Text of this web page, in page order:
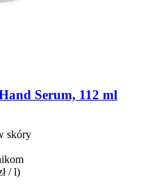
Serum, 112 ml
skóry
/ l)